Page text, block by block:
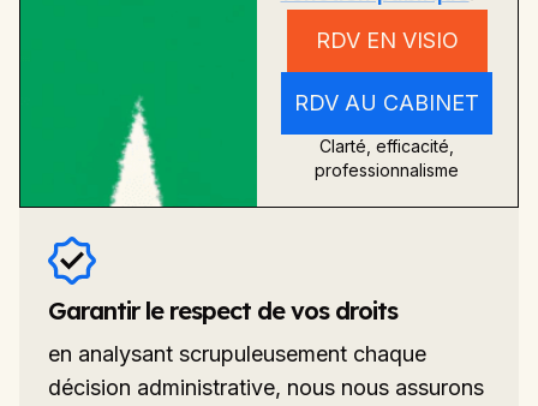
RDV EN VISIO
RDV AU CABINET
Clarté, efficacité,
professionnalisme
Garantir le respect de vos droits
en analysant scrupuleusement chaque
décision administrative, nous nous assurons